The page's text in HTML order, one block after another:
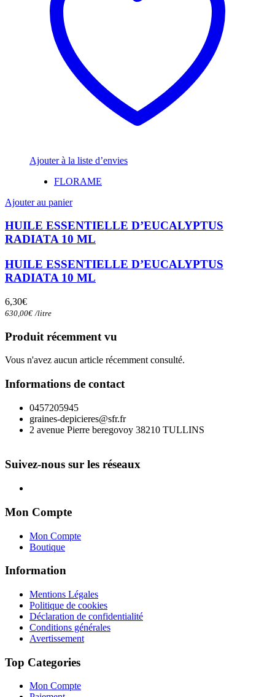
Ajouter à la liste d’envies
FLORAME
Ajouter au panier
HUILE ESSENTIELLE D’EUCALYPTUS
RADIATA 10 ML
HUILE ESSENTIELLE D’EUCALYPTUS
RADIATA 10 ML
6,30€
630,00€ /litre
Produit récemment vu
Vous n'avez aucun article récemment consulté.
Informations de contact
0457205945
graines-depicieres@sfr.fr
2 avenue Pierre beregovoy 38210 TULLINS
Suivez-nous sur les réseaux
Mon Compte
Mon Compte
Boutique
Information
Mentions Légales
Politique de cookies
Déclaration de confidentialité
Conditions générales
Avertissement
Top Categories
Mon Compte